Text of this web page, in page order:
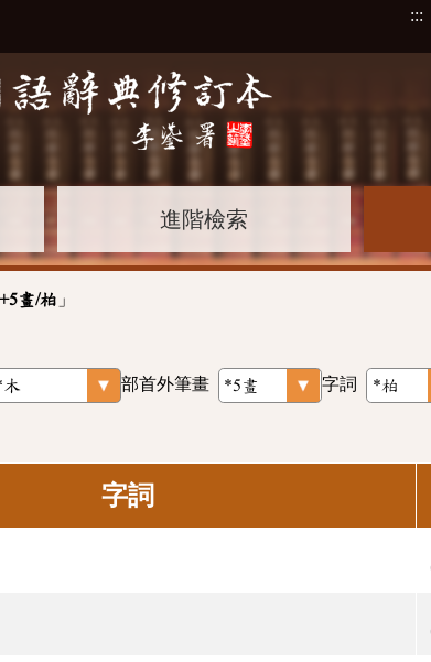
:::
進階檢索
+5畫/柏 」
部首外筆畫 字詞
字詞